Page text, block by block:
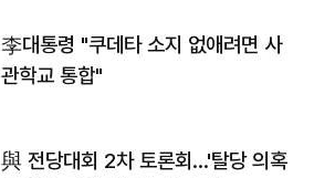
李대통령 "쿠데타 소지 없애려면 사
관학교 통합"
與 전당대회 2차 토론회…'탈당 의혹